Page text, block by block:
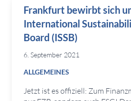
Frankfurt bewirbt sich
International
Board (ISSB)
6. September 2021
ALLGEMEINES
Jetzt ist es offiziell: Zum